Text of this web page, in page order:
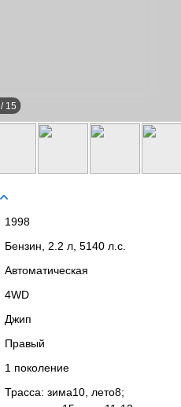
/ 15
1998
Бензин, 2.2 л, 5140 л.с.
Автоматическая
4WD
Джип
Правый
1 поколение
трасса: зима10, лето8;